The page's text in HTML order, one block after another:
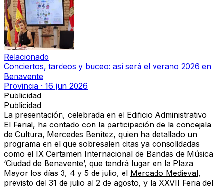
Relacionado
Conciertos, tardeos y buceo: así será el verano 2026 en
Benavente
Provincia · 16 jun 2026
Publicidad
Publicidad
La presentación, celebrada en el Edificio Administrativo
El Ferial, ha contado con la participación de la concejala
de Cultura, Mercedes Benítez, quien ha detallado un
programa en el que sobresalen citas ya consolidadas
como el IX Certamen Internacional de Bandas de Música
‘Ciudad de Benavente’, que tendrá lugar en la Plaza
Mayor los días 3, 4 y 5 de julio, el Mercado Medieval,
previsto del 31 de julio al 2 de agosto, y la XXVII Feria del